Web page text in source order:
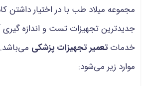
مجموعه میلاد طب با در اختیار داشتن
جدیدترین تجهیزات تست و اندازه گیری
خدمات تعمیر تجهیزات پزشکی
موارد زیر می‌شود: